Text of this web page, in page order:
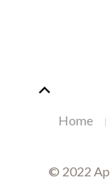
Home
© 2022